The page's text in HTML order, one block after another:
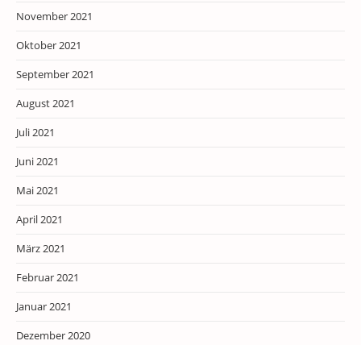
November 2021
Oktober 2021
September 2021
August 2021
Juli 2021
Juni 2021
Mai 2021
April 2021
März 2021
Februar 2021
Januar 2021
Dezember 2020